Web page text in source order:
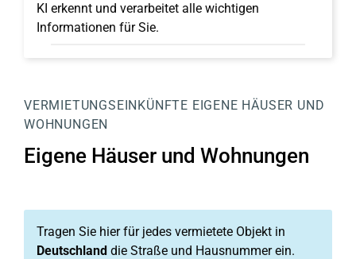
KI erkennt und verarbeitet alle wichtigen
Informationen für Sie.
VERMIETUNGSEINKÜNFTE EIGENE HÄUSER UND
WOHNUNGEN
Eigene Häuser und Wohnungen
Tragen Sie hier für jedes vermietete Objekt in
Deutschland die Straße und Hausnummer ein.